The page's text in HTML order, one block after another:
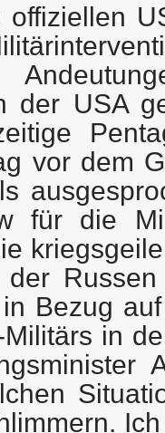
der USA
vor dem
für die
der
Bezug
in